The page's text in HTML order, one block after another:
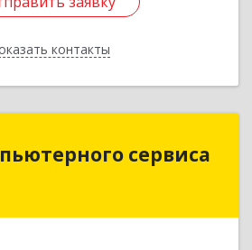
контакты
Назад
сервиса
сервиса
обл., г.Касимов, ул.Советская